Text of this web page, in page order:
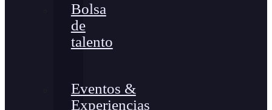
Bolsa
de
talento
Eventos &
Experiencias